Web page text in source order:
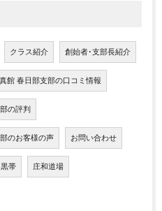
クラス紹介 創始者･支部長紹介
館 春日部支部の口コミ情報
の評判
のお客様の声 お問い合わせ
黒帯 庄和道場